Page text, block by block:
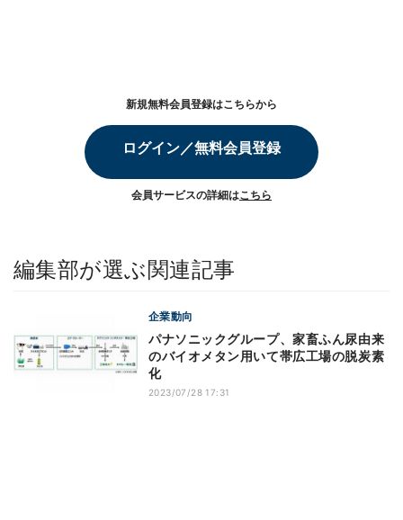
新規無料会員登録はこちらから
ログイン／無料会員登録
会員サービスの詳細はこちら
編集部が選ぶ関連記事
企業動向
パナソニックグループ、家畜ふん尿由来
のバイオメタン用いて帯広工場の脱炭素
化
2023/07/28 17:31